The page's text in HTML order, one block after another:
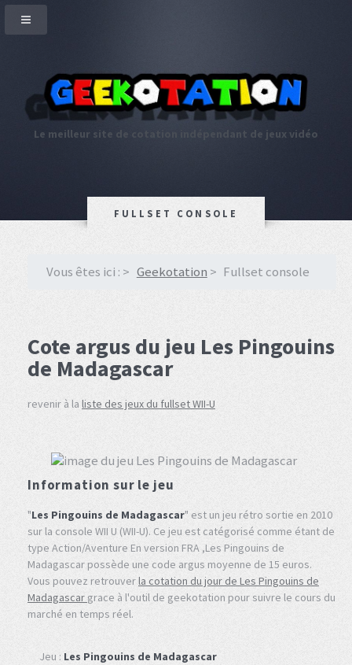
Le meilleur site de cotation indépendant de jeux vidéo
FULLSET CONSOLE
Vous êtes ici : Geekotation Fullset console
Cote argus du jeu Les Pingouins
de Madagascar
revenir à la liste des jeux du fullset WII-U
Information sur le jeu
"Les Pingouins de Madagascar" est un jeu rétro sortie en 2010
sur la console WII U (WII-U). Ce jeu est catégorisé comme étant de
type Action/Aventure En version FRA ,Les Pingouins de
Madagascar possède une code argus moyenne de 15 euros.
Vous pouvez retrouverla cotation du jour de Les Pingouins de
Madagascar grace à l'outil de geekotation pour suivre le cours du
marché en temps réel.
Jeu : Les Pingouins de Madagascar